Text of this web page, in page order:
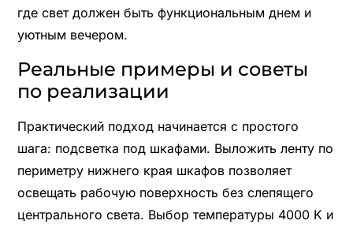
где свет должен быть функциональным днем и
уютным вечером.
Реальные примеры и советы
по реализации
Практический подход начинается с простого
шага: подсветка под шкафами. Выложить ленту по
периметру нижнего края шкафов позволяет
освещать рабочую поверхность без слепящего
центрального света. Выбор температуры 4000 K и